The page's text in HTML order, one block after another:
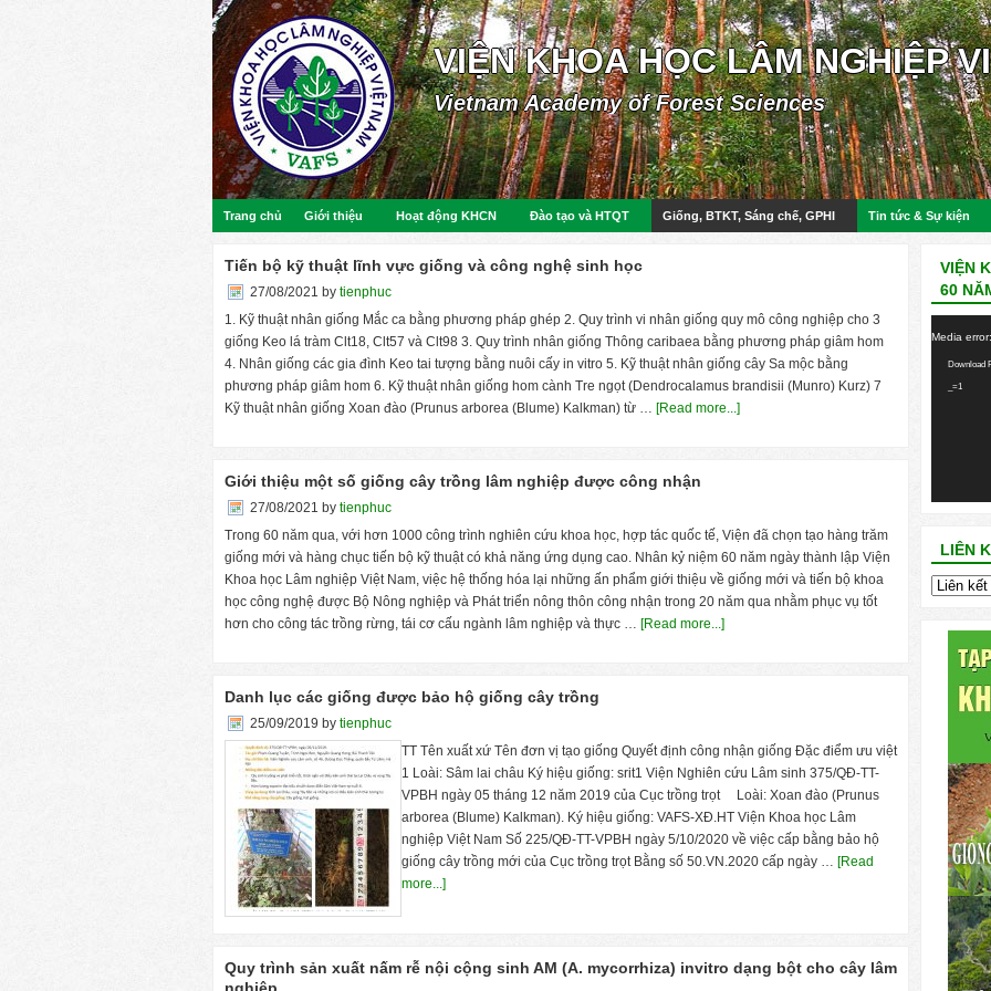
VIỆN KHOA HỌC LÂM NGHIỆP
Vietnam Academy of Forest Sciences
Trang chủ Giới thiệu Hoạt động KHCN Đào tạo và HTQT Giống, BTKT, Sáng chế, GPHI Tin tức & Sự kiện
Tiến bộ kỹ thuật lĩnh vực giống và công nghệ sinh học
27/08/2021 by tienphuc
1. Kỹ thuật nhân giống Mắc ca bằng phương pháp ghép 2. Quy trình vi nhân giống quy mô công nghiệp cho 3
giống Keo lá tràm Clt18, Clt57 và Clt98 3. Quy trình nhân giống Thông caribaea bằng phương pháp giâm hom
4. Nhân giống các gia đình Keo tai tượng bằng nuôi cấy in vitro 5. Kỹ thuật nhân giống cây Sa mộc bằng
phương pháp giâm hom 6. Kỹ thuật nhân giống hom cành Tre ngọt (Dendrocalamus brandisii (Munro) Kurz) 7
Kỹ thuật nhân giống Xoan đào (Prunus arborea (Blume) Kalkman) từ … [Read more...]
Giới thiệu một số giống cây trồng lâm nghiệp được công nhận
27/08/2021 by tienphuc
Trong 60 năm qua, với hơn 1000 công trình nghiên cứu khoa học, hợp tác quốc tế, Viện đã chọn tạo hàng trăm
giống mới và hàng chục tiến bộ kỹ thuật có khả năng ứng dụng cao. Nhân kỷ niệm 60 năm ngày thành lập Viện
Khoa học Lâm nghiệp Việt Nam, việc hệ thống hóa lại những ấn phẩm giới thiệu về giống mới và tiến bộ khoa
học công nghệ được Bộ Nông nghiệp và Phát triển nông thôn công nhận trong 20 năm qua nhằm phục vụ tốt
hơn cho công tác trồng rừng, tái cơ cấu ngành lâm nghiệp và thực … [Read more...]
Danh lục các giống được bảo hộ giống cây trồng
25/09/2019 by tienphuc
TT Tên xuất xứ Tên đơn vị tạo giống Quyết định công nhận giống Đặc điểm ưu việt
1 Loài: Sâm lai châu Ký hiệu giống: srit1 Viện Nghiên cứu Lâm sinh 375/QĐ-TT-
VPBH ngày 05 tháng 12 năm 2019 của Cục trồng trọt Loài: Xoan đào (Prunus
arborea (Blume) Kalkman). Ký hiệu giống: VAFS-XĐ.HT Viện Khoa học Lâm
nghiệp Việt Nam Số 225/QĐ-TT-VPBH ngày 5/10/2020 về việc cấp bằng bảo hộ
giống cây trồng mới của Cục trồng trọt Bằng số 50.VN.2020 cấp ngày … [Read
more...]
Quy trình sản xuất nấm rễ nội cộng sinh AM (A. mycorrhiza) invitro dạng bột cho cây lâm
VIỆN
60
Media
Download
_=1
LIÊN